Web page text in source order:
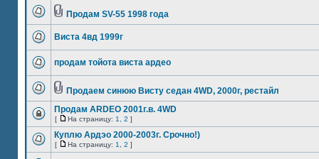
Продам SV-55 1998 года
Виста 4вд 1999г
продам тойота виста ардео
Продаем синюю Висту седан 4WD, 2000г, рестайл
Продам ARDEO 2001г.в. 4WD
[ На страницу: 1 2 ]
Куплю Ардэо 2000-2003г. Срочно!)
[ На страницу: 1 2 ]